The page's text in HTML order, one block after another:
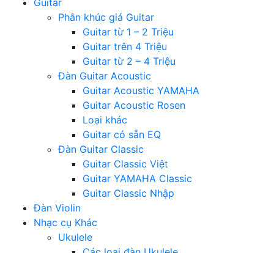
Guitar
Phân khúc giá Guitar
Guitar từ 1 – 2 Triệu
Guitar trên 4 Triệu
Guitar từ 2 – 4 Triệu
Đàn Guitar Acoustic
Guitar Acoustic YAMAHA
Guitar Acoustic Rosen
Loại khác
Guitar có sẵn EQ
Đàn Guitar Classic
Guitar Classic Việt
Guitar YAMAHA Classic
Guitar Classic Nhập
Đàn Violin
Nhạc cụ Khác
Ukulele